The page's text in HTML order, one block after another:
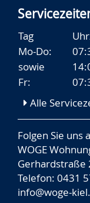
Tag
Mo-Do:
sowie
Fr:
Alle
Folgen Sie uns
WOGE
Gerhardstraße
Telefon: 0431
info@woge-